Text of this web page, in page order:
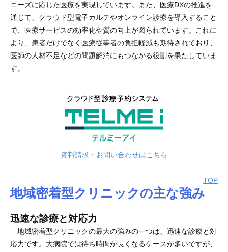
ニーズに応じた医療を実現しています。また、医療DXの推進を
通じて、クラウド型電子カルテやオンライン診療を導入すること
で、医療サービスの効率化や質の向上が図られています。これに
より、患者だけでなく医療従事者の負担軽減も期待されており、
医師の人材不足などの問題解消にもつながる役割を果たしていま
す。
資料請求・お問い合わせはこちら
TOP
地域密着型クリニックの主な強み
迅速な診療と対応力
地域密着型クリニックの最大の強みの一つは、迅速な診療と対
応力です。大病院では待ち時間が長くなるケースが多いですが、